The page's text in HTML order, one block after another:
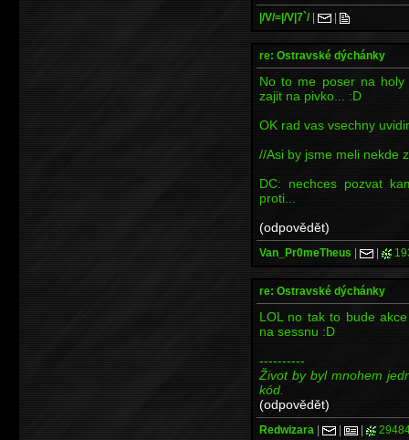
|/V/=|/V|7`/| |
re: Ostravské dýchánky
No to me poser na holy
zajit na pivko... :D
OK rad vas vsechny
//Asi by jsme meli nekde
DC: nechces pozvat
proti...
(odpovědět)
Van_Pr0meTheus | |
re: Ostravské dýchánky
LOL no tak to bude
na sessnu :D
----------
Život by byl mnohem
kód.
(odpovědět)
Redwizara | | |